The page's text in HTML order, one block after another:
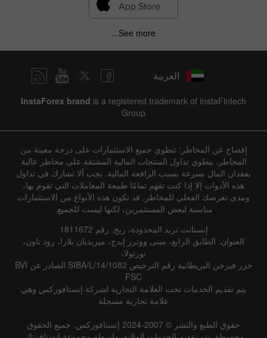
See more...
العربية
InstaForex brand is a registered trademark of InstaFintech
Group
إفصاح عن المخاطر: تنطوي جميع الاستثمارات على درجة معينة من
المخاطر. ينطوي تداول المنتجات المالية المشتقة على مخاطر عالية
بفقدان المال بسرعة بسبب الرافعة المالية. يجب ألا تشارك في تداول
هذه الأدوات إلا إذا كنت تفهم تمامًا طبيعة المعاملات التي تقوم بها،
ومدى تعرضك الفعلي للمخاطر. قد تكون هذه الأنواع من الاستثمارات
مناسبة لبعض المستثمرين، لكنها ليست للجميع.
إنستانت تريد المحدودة، ريج. رقم 1811672
العنوان: الطابق الرابع، مبنى ووترز إيدج، ميريديان بلازا، رود تاون،
تورتولا،
جزر فيرجن البريطانية رقم الترخيص SIBA/L/14/1082 الصادر عن BVI
FSC
يتم تقديم الخدمات تحت العلامة التجارية لشركة إنستافوركس وهي
علامة تجارية مسجلة
حقوق الطبع والنشر © 2007-2024 إنستافوركس. جميع الحقوق